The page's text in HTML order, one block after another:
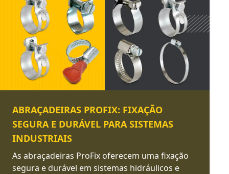
ABRAÇADEIRAS PROFIX: FIXAÇÃO
SEGURA E DURÁVEL PARA SISTEMAS
INDUSTRIAIS
As abraçadeiras ProFix oferecem uma fixação
segura e durável em sistemas hidráulicos e